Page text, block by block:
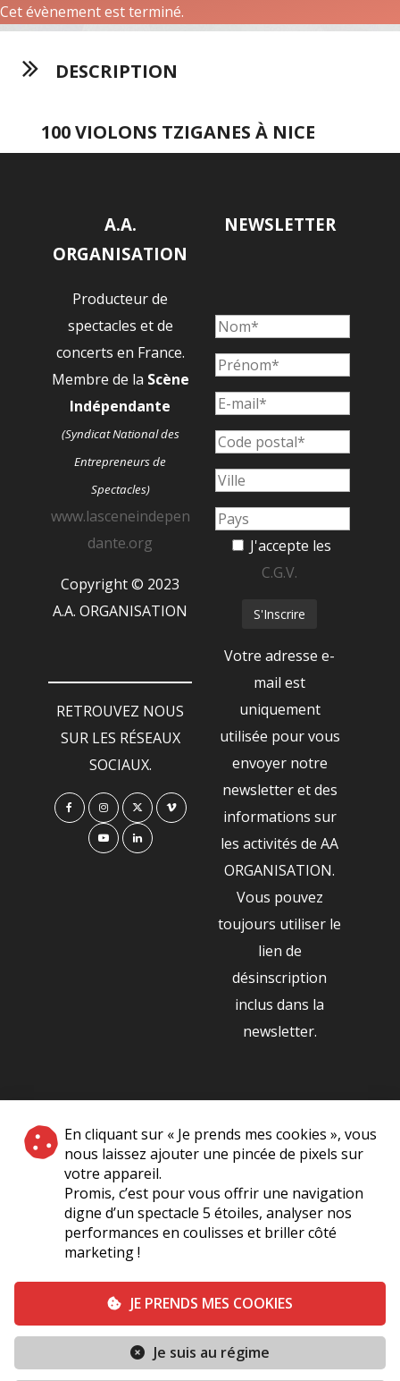
En cliquant sur « Je prends mes cookies », vous
nous laissez ajouter une pincée de pixels sur
votre appareil.
Promis, c’est pour vous offrir une navigation
digne d’un spectacle 5 étoiles, analyser nos
performances en coulisses et briller côté
marketing !
JE PRENDS MES COOKIES
Je suis au régime
Cet évènement est terminé.
DESCRIPTION
100 VIOLONS TZIGANES À NICE
A.A.
ORGANISATION
Producteur de
spectacles et de
concerts en France.
Membre de la Scène
Indépendante
(Syndicat National des
Entrepreneurs de
Spectacles)
www.lasceneindepen
dante.org
Copyright © 2023
A.A. ORGANISATION
RETROUVEZ NOUS
SUR LES RÉSEAUX
SOCIAUX.
NEWSLETTER
J'accepte les
C.G.V.
Votre adresse e-
mail est
uniquement
utilisée pour vous
envoyer notre
newsletter et des
informations sur
les activités de AA
ORGANISATION.
Vous pouvez
toujours utiliser le
lien de
désinscription
inclus dans la
newsletter.
NOS PARTENAIRES
|
Plan du site A Propos de Nous
Mentions légales Vie Privée
Conditions générales de vente